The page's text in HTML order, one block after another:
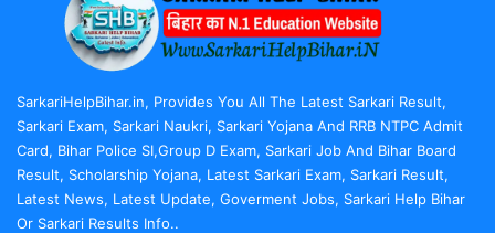
SarkariHelpBihar.in, Provides You All The Latest Sarkari Result,
Sarkari Exam, Sarkari Naukri, Sarkari Yojana And RRB NTPC Admit
Card, Bihar Police SI,Group D Exam, Sarkari Job And Bihar Board
Result, Scholarship Yojana, Latest Sarkari Exam, Sarkari Result,
Latest News, Latest Update, Goverment Jobs, Sarkari Help Bihar
Or Sarkari Results Info..